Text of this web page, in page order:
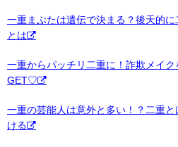
一重まぶたは遺伝で決まる？後天的
とは
一重からパッチリ二重に！詐欺メイ
GET♡
一重の芸能人は意外と多い！？二重
ける